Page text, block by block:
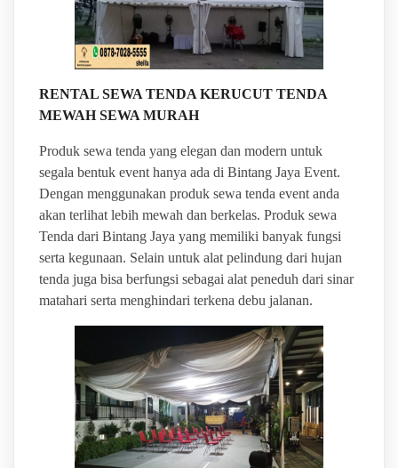
RENTAL SEWA TENDA KERUCUT TENDA
MEWAH SEWA MURAH
Produk sewa tenda yang elegan dan modern untuk
segala bentuk event hanya ada di Bintang Jaya Event.
Dengan menggunakan produk sewa tenda event anda
akan terlihat lebih mewah dan berkelas. Produk sewa
Tenda dari Bintang Jaya yang memiliki banyak fungsi
serta kegunaan. Selain untuk alat pelindung dari hujan
tenda juga bisa berfungsi sebagai alat peneduh dari sinar
matahari serta menghindari terkena debu jalanan.